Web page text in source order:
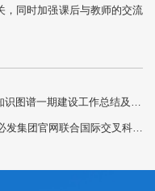
，同时加强课后与教师的交流
期建设工作总结及二期启动会议
国际交叉科学研究院举办师生交流活动